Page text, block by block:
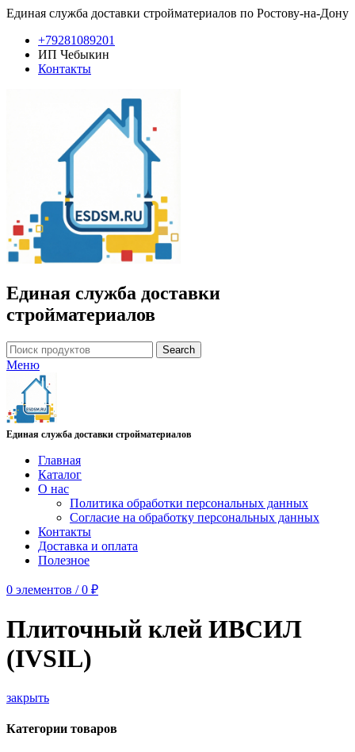
Единая служба доставки стройматериалов по Ростову-на-Дону
+79281089201
ИП Чебыкин
Контакты
Единая служба доставки
стройматериалов
Search
Меню
Единая служба доставки стройматериалов
Главная
Каталог
О нас
Политика обработки персональных данных
Согласие на обработку персональных данных
Контакты
Доставка и оплата
Полезное
0 элементов / 0 ₽
Плиточный клей ИВСИЛ
(IVSIL)
закрыть
Категории товаров